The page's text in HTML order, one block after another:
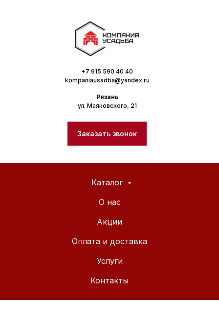
+7 915 590 40 40
kompaniausadba@yandex.ru
Рязань
ул. Маяковского, 21
Заказать звонок
Каталог
О нас
Акции
Оплата и доставка
Услуги
Контакты